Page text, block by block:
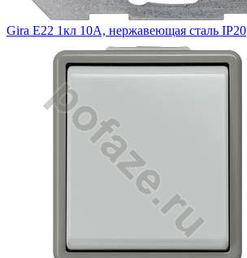
Gira E22 1кл 10А, нержавеющая сталь IP20